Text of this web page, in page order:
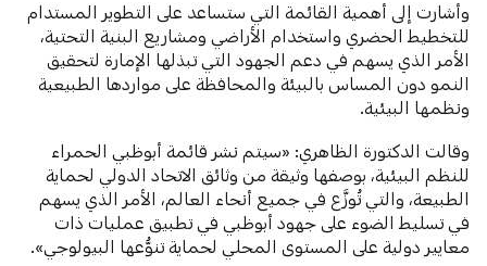
وأشارت إلى أهمية القائمة التي ستساعد على التطوير المستدام
للتخطيط الحضري واستخدام الأراضي ومشاريع البنية التحتية،
الأمر الذي يسهم في دعم الجهود التي تبذلها الإمارة لتحقيق
النمو دون المساس بالبيئة والمحافظة على مواردها الطبيعية
ونظمها البيئية.
وقالت الدكتورة الظاهري: «سيتم نشر قائمة أبوظبي الحمراء
للنظم البيئية، بوصفها وثيقة من وثائق الاتحاد الدولي لحماية
الطبيعة، والتي تُوزَّع في جميع أنحاء العالم، الأمر الذي يسهم
في تسليط الضوء على جهود أبوظبي في تطبيق عمليات ذات
معايير دولية على المستوى المحلي لحماية تنوُّعها البيولوجي».